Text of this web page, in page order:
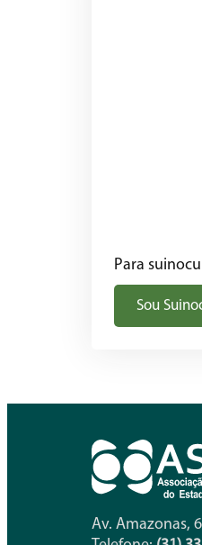
Para
Sou
Av. Amazonas,